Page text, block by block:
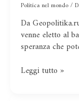
Politica nel mondo/
Da
venne eletto al
speranza che
del
conflitto
Russia-
Nato
Leggi tutto »